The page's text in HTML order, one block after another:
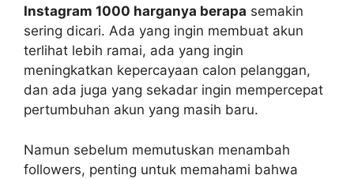
Instagram 1000 harganya berapa semakin
sering dicari. Ada yang ingin membuat akun
terlihat lebih ramai, ada yang ingin
meningkatkan kepercayaan calon pelanggan,
dan ada juga yang sekadar ingin mempercepat
pertumbuhan akun yang masih baru.
Namun sebelum memutuskan menambah
followers, penting untuk memahami bahwa